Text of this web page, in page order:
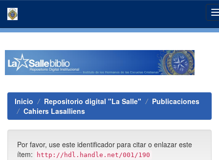
Inicio Repositorio digital "La Salle"
Publicaciones
Cahiers Lasalliens
Por favor, use este identificador para citar o enlazar este
ítem:
http://hdl.handle.net/001/190